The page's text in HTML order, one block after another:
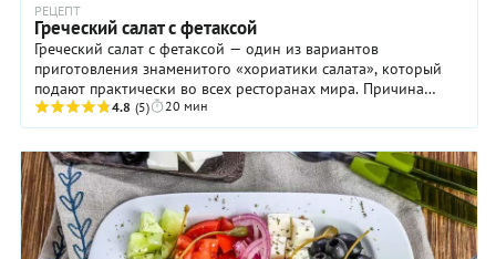
РЕЦЕПТ
Греческий салат с фетаксой
Греческий салат с фетаксой — один из вариантов
приготовления знаменитого «хориатики салата», который
подают практически во всех ресторанах мира. Причина
популярности проста: доступные ингредиенты, ...
4.8 (5) 20 мин